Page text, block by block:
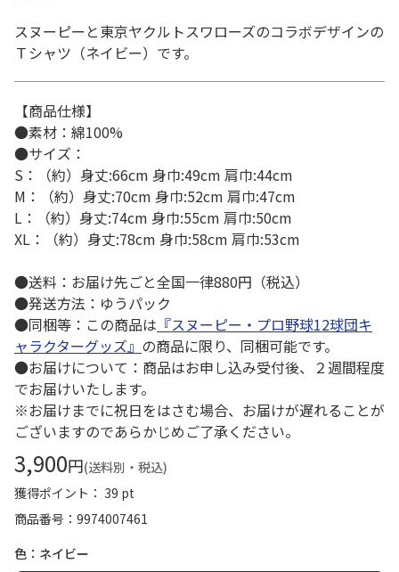
スヌーピーと東京ヤクルトスワローズのコラボデザインの
Ｔシャツ（ネイビー）です。
【商品仕様】
●素材：綿100%
●サイズ：
S：（約）身丈:66cm 身巾:49cm 肩巾:44cm
M：（約）身丈:70cm 身巾:52cm 肩巾:47cm
L：（約）身丈:74cm 身巾:55cm 肩巾:50cm
XL：（約）身丈:78cm 身巾:58cm 肩巾:53cm
●送料：お届け先ごと全国一律880円（税込）
●発送方法：ゆうパック
●同梱等：この商品は 『スヌーピー・プロ野球12球団キ
ャラクターグッズ』 の商品に限り、同梱可能です。
●お届けについて：商品はお申し込み受付後、２週間程度
でお届けいたします。
※お届けまでに祝日をはさむ場合、お届けが遅れることが
ございますのであらかじめご了承ください。
3,900円(送料別・税込)
獲得ポイント： 39 pt
商品番号
9974007461
色：ネイビー